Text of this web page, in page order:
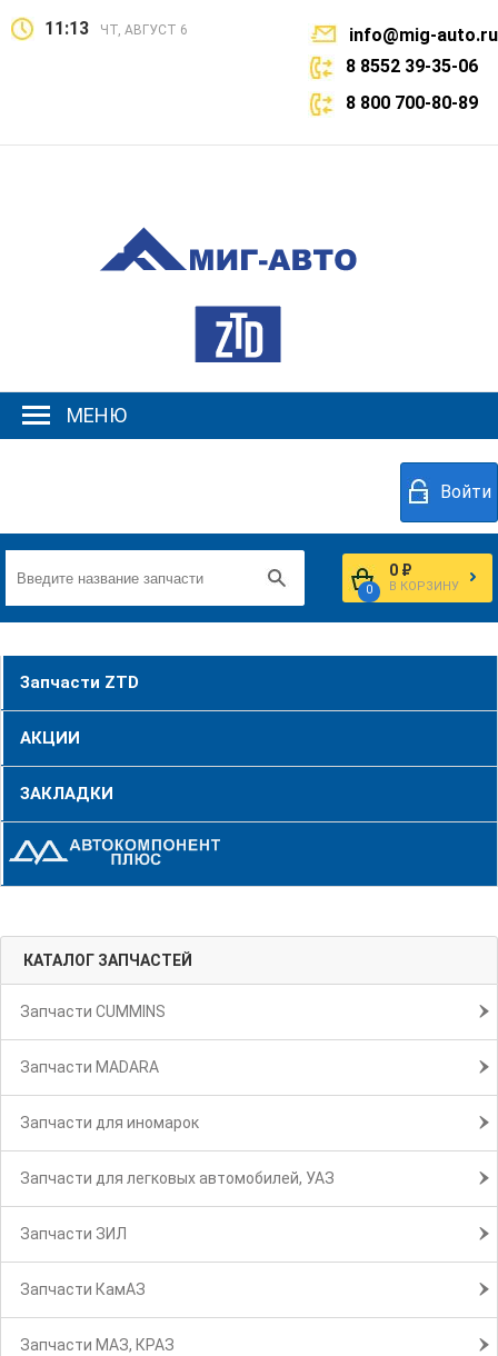
11:13 ЧТ, АВГУСТ 6
info@mig-auto.ru
8 8552 39-35-06
8 800 700-80-89
МЕНЮ
Войти
0
0 ₽
В КОРЗИНУ
Запчасти ZTD
АКЦИИ
ЗАКЛАДКИ
КАТАЛОГ ЗАПЧАСТЕЙ
Запчасти CUMMINS
Запчасти MADARA
Запчасти для иномарок
Запчасти для легковых автомобилей, УАЗ
Запчасти ЗИЛ
Запчасти КамАЗ
Запчасти МАЗ, КРАЗ